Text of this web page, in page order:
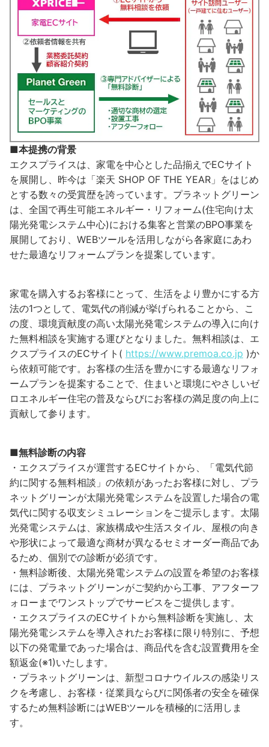
■本提携の背景
エクスプライスは、家電を中心とした品揃えでECサイト
を展開し、昨今は「楽天 SHOP OF THE YEAR」をはじめ
とする数々の受賞歴を誇っています。プラネットグリーン
は、全国で再生可能エネルギー・リフォーム(住宅向け太
陽光発電システム中心)における集客と営業のBPO事業を
展開しており、WEBツールを活用しながら各家庭にあわ
せた最適なリフォームプランを提案しています。
家電を購入するお客様にとって、生活をより豊かにする方
法の1つとして、電気代の削減が挙げられることから、こ
の度、環境貢献度の高い太陽光発電システムの導入に向け
た無料相談を実施する運びとなりました。無料相談は、エ
クスプライスのECサイト( https://www.premoa.co.jp )か
ら依頼可能です。お客様の生活を豊かにする最適なリフォ
ームプランを提案することで、住まいと環境にやさしいゼ
ロエネルギー住宅の普及ならびにお客様の満足度の向上に
貢献して参ります。
■無料診断の内容
・エクスプライスが運営するECサイトから、「電気代節
約に関する無料相談」の依頼があったお客様に対し、プラ
ネットグリーンが太陽光発電システムを設置した場合の電
気代に関する収支シミュレーションをご提示します。太陽
光発電システムは、家族構成や生活スタイル、屋根の向き
や形状によって最適な商材が異なるセミオーダー商品であ
るため、個別での診断が必須です。
・無料診断後、太陽光発電システムの設置を希望のお客様
には、プラネットグリーンがご契約から工事、アフターフ
ォローまでワンストップでサービスをご提供します。
・エクスプライスのECサイトから無料診断を実施し、太
陽光発電システムを導入されたお客様に限り特別に、予想
以下の発電量であった場合は、商品代を含む設置費用を全
額返金(※1)いたします。
・プラネットグリーンは、新型コロナウイルスの感染リス
クを考慮し、お客様・従業員ならびに関係者の安全を確保
するため無料診断にはWEBツールを積極的に活用しま
す。